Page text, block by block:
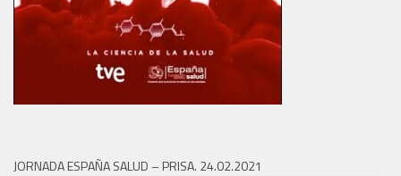
JORNADA ESPAÑA SALUD – PRISA. 24.02.2021